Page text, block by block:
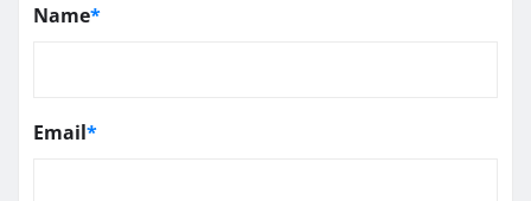
Name*
Email*